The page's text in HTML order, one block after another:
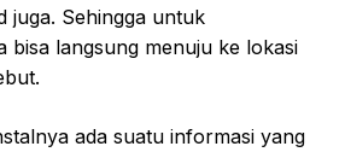
juga. Sehingga untuk
bisa langsung menuju ke lokasi
ada suatu informasi yang